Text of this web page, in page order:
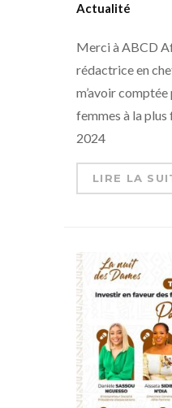
Actualité
Merci à ABCD
rédactrice en
m’avoir
femmes à la
2024
LIRE LA